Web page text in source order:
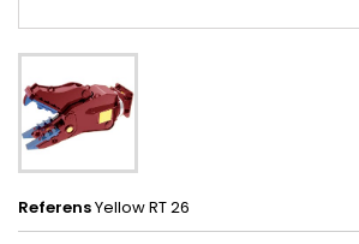
ReferensYellow RT 26